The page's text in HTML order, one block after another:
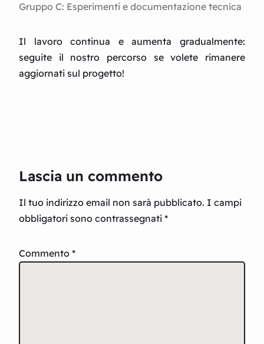
Gruppo C: Esperimenti e documentazione tecnica
Il lavoro continua e aumenta gradualmente:
seguite il nostro percorso se volete rimanere
aggiornati sul progetto!
Lascia un commento
Il tuo indirizzo email non sarà pubblicato. I campi
obbligatori sono contrassegnati *
Commento *